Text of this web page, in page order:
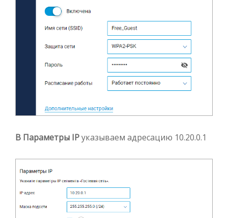
В Параметры IPуказываем адресацию 10.20.0.1